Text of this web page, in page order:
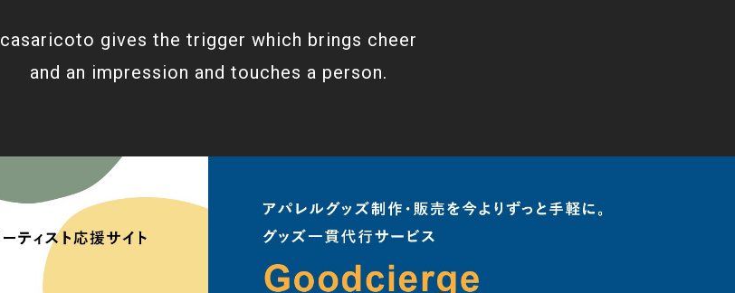
casaricoto gives the trigger which brings cheer
and an impression and touches a person.